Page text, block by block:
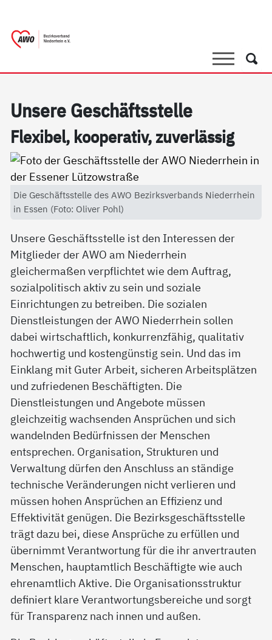
SucheSuche
Un­se­re Ge­schäfts­s­tel­le
Fle­xi­bel, ko­ope­ra­tiv, zu­ver­läs­sig
Die Geschäftsstelle des AWO Bezirksverbands Niederrhein
in Essen (Foto: Oliver Pohl)
Unsere Geschäftsstelle ist den Interessen der
Mitglieder der AWO am Niederrhein
gleichermaßen verpflichtet wie dem Auftrag,
sozialpolitisch aktiv zu sein und soziale
Einrichtungen zu betreiben. Die sozialen
Dienstleistungen der AWO Niederrhein sollen
dabei wirtschaftlich, konkurrenzfähig, qualitativ
hochwertig und kostengünstig sein. Und das im
Einklang mit Guter Arbeit, sicheren Arbeitsplätzen
und zufriedenen Beschäftigten. Die
Dienstleistungen und Angebote müssen
gleichzeitig wachsenden Ansprüchen und sich
wandelnden Bedürfnissen der Menschen
entsprechen. Organisation, Strukturen und
Verwaltung dürfen den Anschluss an ständige
technische Veränderungen nicht verlieren und
müssen hohen Ansprüchen an Effizienz und
Effektivität genügen. Die Bezirksgeschäftsstelle
trägt dazu bei, diese Ansprüche zu erfüllen und
übernimmt Verantwortung für die ihr anvertrauten
Menschen, hauptamtlich Beschäftigte wie auch
ehrenamtlich Aktive. Die Organisationsstruktur
definiert klare Verantwortungsbereiche und sorgt
für Transparenz nach innen und außen.